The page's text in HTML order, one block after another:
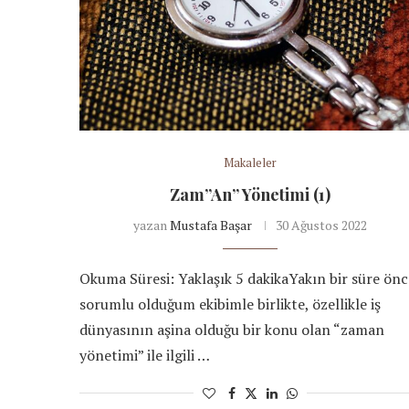
Makaleler
Zam”An” Yönetimi (1)
yazanMustafa Başar 30 Ağustos 2022
Okuma Süresi: Yaklaşık 5 dakikaYakın bir süre
sorumlu olduğum ekibimle birlikte, özellikle iş
dünyasının aşina olduğu bir konu olan “zaman
yönetimi” ile ilgili …